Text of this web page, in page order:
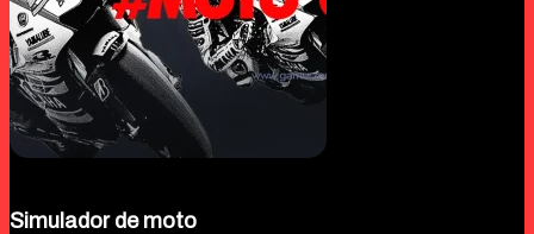
Simulador de moto